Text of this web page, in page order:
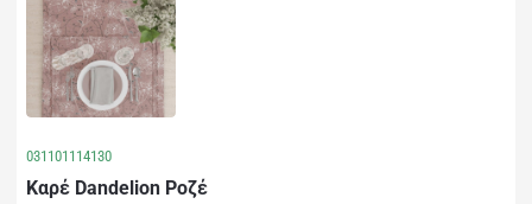
031101114130
Καρέ Dandelion Ροζέ